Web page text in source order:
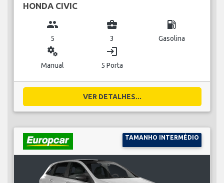
HONDA CIVIC
group
5
business_center
3
local_gas_station
Gasolina
miscellaneous_services
Manual
login
5 Porta
VER DETALHES...
TAMANHO INTERMÉDIO